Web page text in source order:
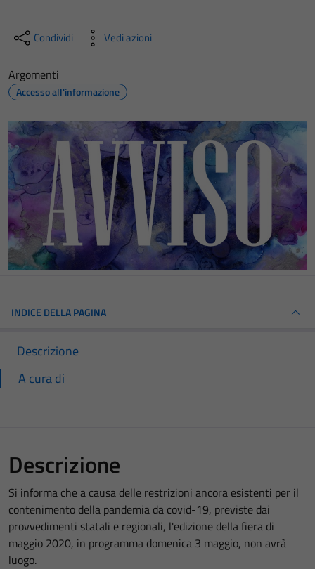
Condividi Vedi azioni
Argomenti
Accesso all'informazione
INDICE DELLA PAGINA
Descrizione
A cura di
Descrizione
Si informa che a causa delle restrizioni ancora esistenti per il
contenimento della pandemia da covid-19, previste dai
provvedimenti statali e regionali, l'edizione della fiera di
maggio 2020, in programma domenica 3 maggio, non avrà
luogo.